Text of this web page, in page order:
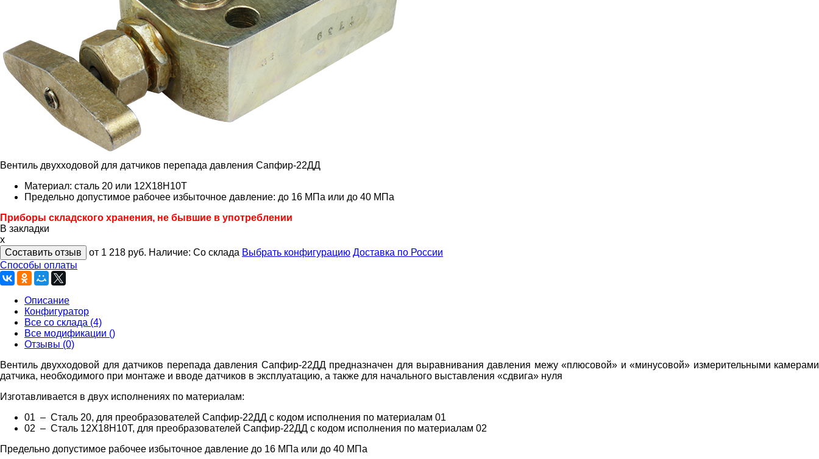
Вентиль двухходовой для датчиков перепада давления Сапфир-22ДД
Материал: сталь 20 или 12Х18Н10Т
Предельно допустимое рабочее избыточное давление: до 16 МПа или до 40 МПа
Приборы складского хранения, не бывшие в употреблении
В закладки
x
Составить отзыв
от 1 218 руб. Наличие: Со склада Выбрать конфигурацию Доставка по России
Способы оплаты
Описание
Конфигуратор
Все со склада (4)
Все модификации ()
Отзывы (0)
Вентиль двухходовой для датчиков перепада давления Сапфир-22ДД предназначен для выравнивания давления межу «плюсовой» и«минусовой» измерительными камерами
датчика, необходимого при монтаже и вводе датчиков в эксплуатацию, а также для начального выставления «сдвига» нуля
Изготавливается в двух исполнениях по материалам:
01 – Сталь 20, для преобразователей Сапфир-22ДД с кодом исполнения по материалам 01
02 – Сталь 12Х18Н10Т, для преобразователей Сапфир-22ДД с кодом исполнения по материалам 02
Предельно допустимое рабочее избыточное давление до 16 МПа или до 40 МПа